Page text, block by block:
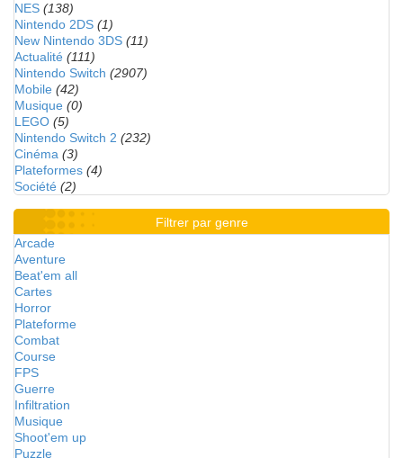
NES (138)
Nintendo 2DS (1)
New Nintendo 3DS (11)
Actualité (111)
Nintendo Switch (2907)
Mobile (42)
Musique (0)
LEGO (5)
Nintendo Switch 2 (232)
Cinéma (3)
Plateformes (4)
Société (2)
Filtrer par genre
Arcade
Aventure
Beat'em all
Cartes
Horror
Plateforme
Combat
Course
FPS
Guerre
Infiltration
Musique
Shoot'em up
Puzzle